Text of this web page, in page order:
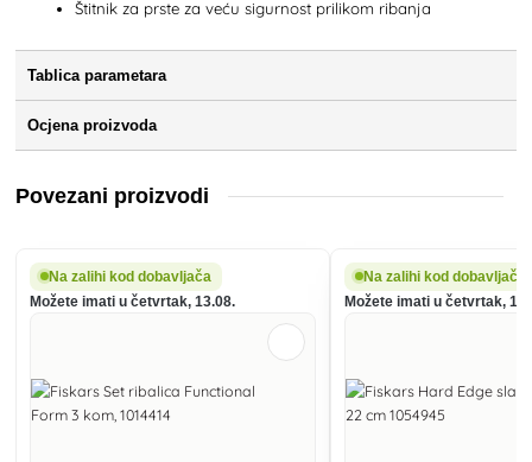
Štitnik za prste za veću sigurnost prilikom ribanja
Tablica parametara
Ocjena proizvoda
Povezani proizvodi
Na zalihi kod dobavljača
Možete imati u četvrtak, 13.08.
Na zalihi kod dobavljača
Možete imati u četvrtak,